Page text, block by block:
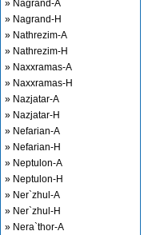
» Nagrand-A
» Nagrand-H
» Nathrezim-A
» Nathrezim-H
» Naxxramas-A
» Naxxramas-H
» Nazjatar-A
» Nazjatar-H
» Nefarian-A
» Nefarian-H
» Neptulon-A
» Neptulon-H
» Ner`zhul-A
» Ner`zhul-H
» Nera`thor-A